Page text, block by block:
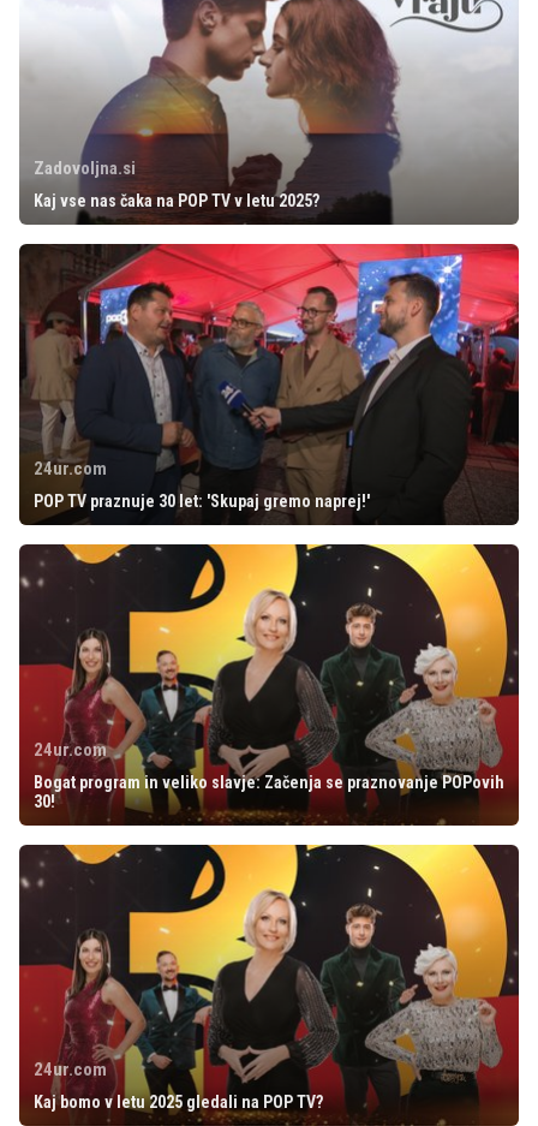
Zadovoljna.si
Kaj vse nas čaka na POP TV v letu 2025?
24ur.com
POP TV praznuje 30 let: 'Skupaj gremo naprej!'
24ur.com
Bogat program in veliko slavje: Začenja se praznovanje POPovih
30!
24ur.com
Kaj bomo v letu 2025 gledali na POP TV?